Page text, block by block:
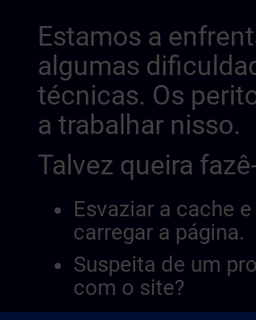
Estamos a
algumas
técnicas. Os
a trabalhar nisso.
Talvez queira
Esvaziar a cache
carregar a página.
Suspeita de um
com o site?